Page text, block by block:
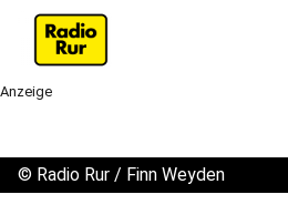
Anzeige
© Radio Rur / Finn Weyden